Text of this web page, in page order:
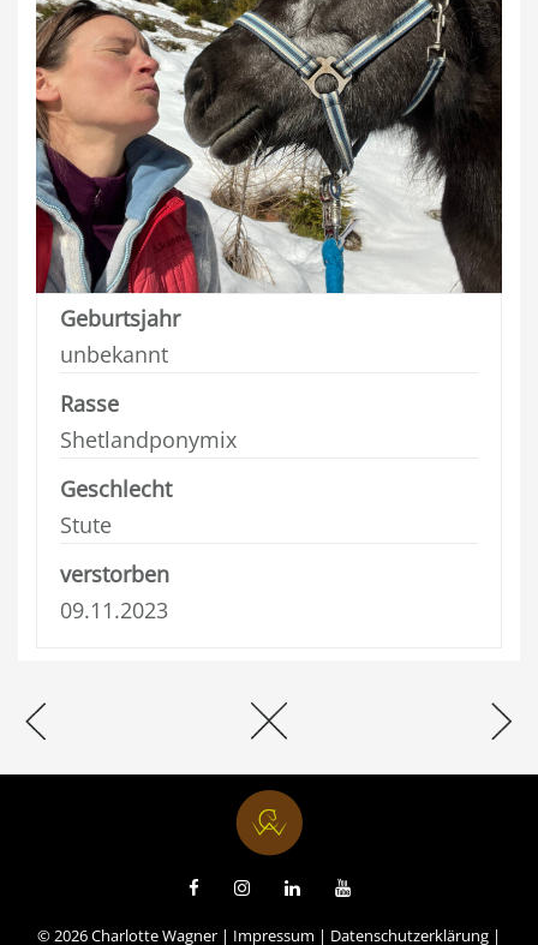
Geburtsjahr
unbekannt
Rasse
Shetlandponymix
Geschlecht
Stute
verstorben
09.11.2023
© 2026 Charlotte Wagner | Impressum | Datenschutzerklärung |